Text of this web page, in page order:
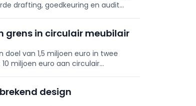
drafting, goedkeuring en audit
grens in circulair meubilair
doel van 1,5 miljoen euro in twee
miljoen euro aan circulair
design